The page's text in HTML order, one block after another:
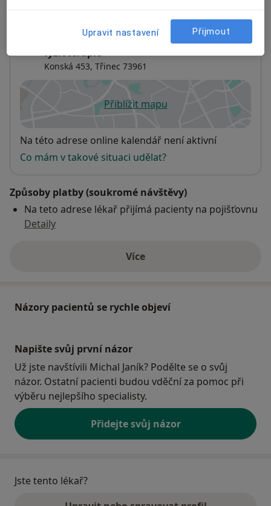
Nemocnice Podlesí a.s., neurologie,
fyzioterapie
Konská 453, Třinec 73961
Přiblížit mapuse otevře v nové záložce
Dostupnost
Na této adrese online kalendář není aktivní
Co mám v takové situaci udělat?
Způsoby platby (soukromé návštěvy)
Na teto adrese lékař přijímá pacienty na pojišťovnu
Detaily
Víceo adrese
Názory pacientů se rychle objeví
Napište svůj první názor
Už jste navštívili Michal Janík? Podělte se o svůj
názor. Ostatní pacienti budou vděční za pomoc při
výběru nejlepšího specialisty.
Přidejte svůj názor
Jste tento lékař?
Upravit nastavení Přijmout